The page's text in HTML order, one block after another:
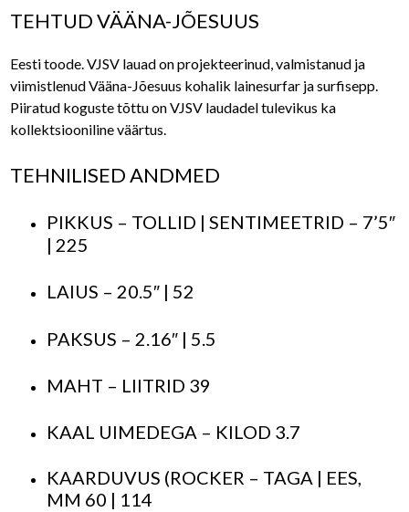
TEHTUD VÄÄNA-JÕESUUS
Eesti toode. VJSV lauad on projekteerinud, valmistanud ja
viimistlenud Vääna-Jõesuus kohalik lainesurfar ja surfisepp.
Piiratud koguste tõttu on VJSV laudadel tulevikus ka
kollektsiooniline väärtus.
TEHNILISED ANDMED
PIKKUS – TOLLID | SENTIMEETRID – 7’5″
| 225
LAIUS – 20.5″ | 52
PAKSUS – 2.16″ | 5.5
MAHT – LIITRID 39
KAAL UIMEDEGA – KILOD 3.7
KAARDUVUS (ROCKER – TAGA | EES,
MM 60 | 114